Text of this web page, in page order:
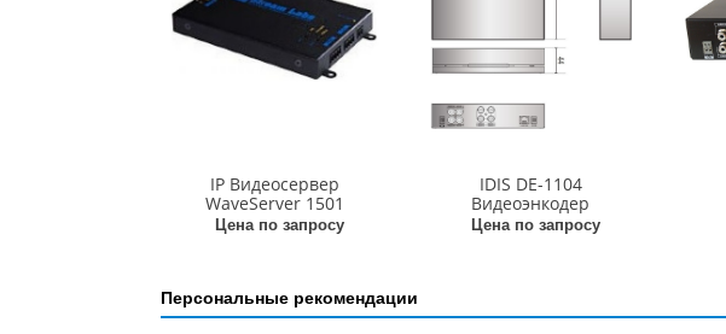
IP Видеосервер
WaveServer 1501
Цена по запросу
IDIS DE-1104
Видеоэнкодер
Цена по запросу
Персональные рекомендации